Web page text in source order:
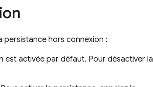
persistance hors connexion :
est activée par défaut. Pour désactiver la